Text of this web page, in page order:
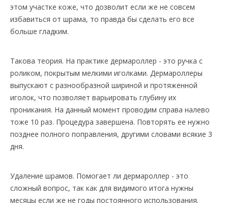
этом участке коже, что дозволит если же не совсем
избавиться от шрама, то правда бы сделать его все
больше гладким.
Такова теория. На практике дермароллер - это ручка с
роликом, покрытым мелкими иголками. Дермароллеры
выпускают с разнообразной шириной и протяженной
иголок, что позволяет варьировать глубину их
проникания. На данный момент проводим справа налево
тоже 10 раз. Процедура завершена. Повторять ее нужно
позднее полного поправления, другими словами всякие 3
дня.
Удаление шрамов. Помогает ли дермароллер - это
сложный вопрос, так как для видимого итога нужны
месяцы если же не годы постоянного использования.